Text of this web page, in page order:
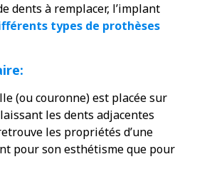
dents à remplacer, l’implant
types de prothèses
(ou couronne) est placée sur
les dents adjacentes
les propriétés d’une
pour son esthétisme que pour